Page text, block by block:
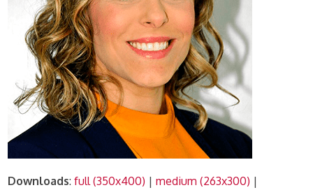
Downloads:full (350x400) |medium (263x300) |